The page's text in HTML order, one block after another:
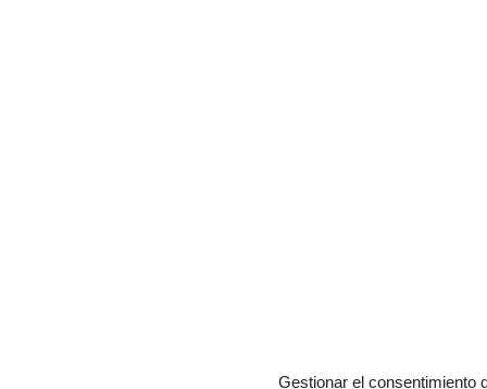
Gestionar el consentimiento